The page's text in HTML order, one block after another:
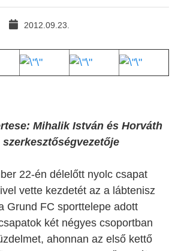
2012.09.23.
Mihalik István és Horváth
22-én délelőtt nyolc csapat
vette kezdetét az a lábtenisz
Grund FC sporttelepe adott
két négyes csoportban
ahonnan az első kettő